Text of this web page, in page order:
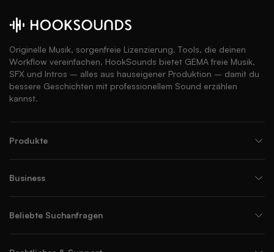
Originelle Musik, sorgenfreie Lizenzierung. Tools, die deinen
Workflow vereinfachen. HookSounds bietet GEMA freie Musik,
SFX und Intros – alles aus hauseigener Produktion – damit du
bessere Geschichten mit professionellem Sound erzählen
kannst.
Produkte
Business
Beliebte Suchanfragen